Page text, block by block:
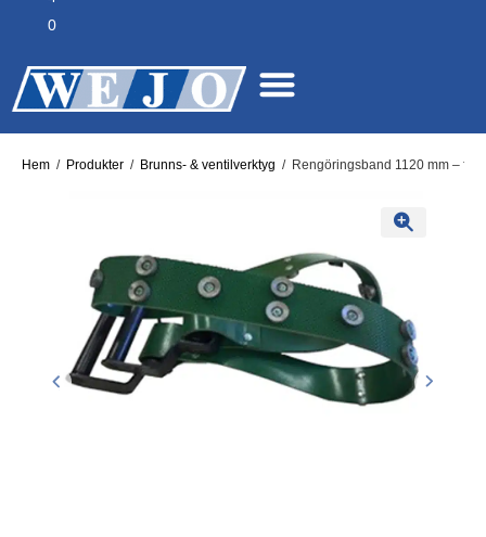
0
Hem / Produkter / Brunns- & ventilverktyg / Rengöringsband 1120 mm – för